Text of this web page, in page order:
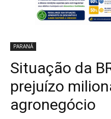
PARANÁ
Situação da
prejuízo
agronegócio